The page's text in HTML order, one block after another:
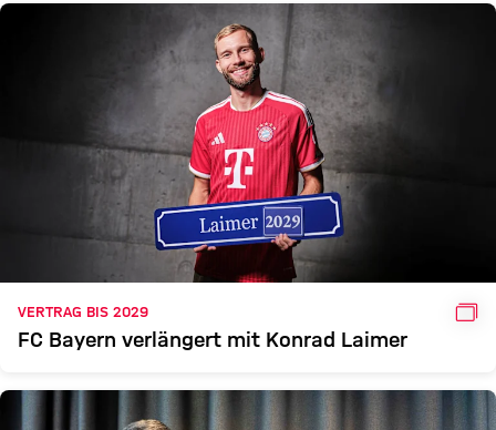
VERTRAG BIS 2029
FC Bayern verlängert mit Konrad Laimer